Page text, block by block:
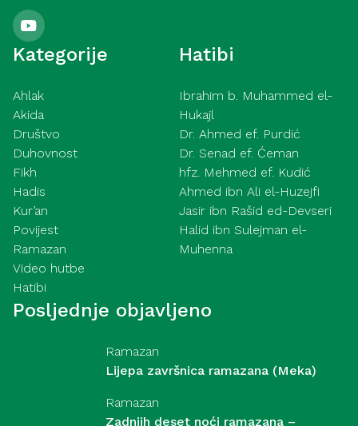
Kategorije
Ahlak
Akida
Društvo
Duhovnost
Fikh
Hadis
Kur’an
Povijest
Ramazan
Video hutbe
Hatibi
Hatibi
Ibrahim b. Muhammed el-
Hukajl
Dr. Ahmed ef. Purdić
Dr. Senad ef. Ćeman
hfz. Mehmed ef. Kudić
Ahmed ibn Ali el-Huzejfi
Jasir ibn Rašid ed-Devseri
Halid ibn Sulejman el-
Muhenna
Posljednje objavljeno
Ramazan
Lijepa završnica ramazana (Meka)
Ramazan
Zadnjih deset noći ramazana –